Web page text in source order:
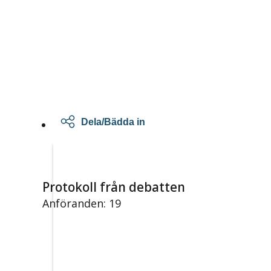
Dela/Bädda in
Protokoll från debatten
Anföranden: 19